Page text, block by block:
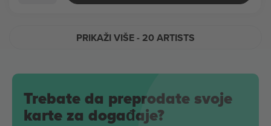
PRIKAŽI VIŠE- 20 ARTISTS
Trebate da preprodate svoje
karte za događaje?